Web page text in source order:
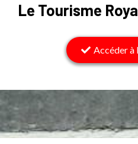
Le Tourisme
Accéder à